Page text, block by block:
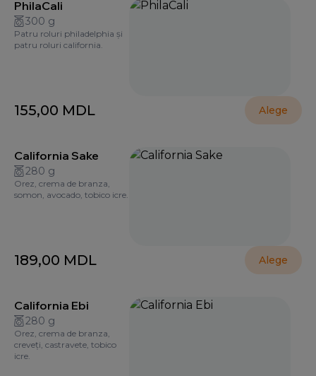
PhilaCali
300 g
Patru roluri philadelphia și
patru roluri california.
155,00 MDL Alege
California Sake
280 g
Orez, crema de branza,
somon, avocado, tobico icre.
189,00 MDL Alege
California Ebi
280 g
Orez, crema de branza,
creveți, castravete, tobico
icre.